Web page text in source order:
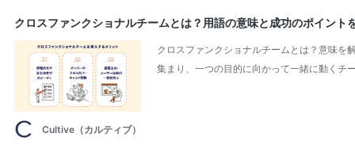
クロスファンクショナルチームとは？用語の意味と成功のポイント
クロスファンクショナルチームとは？意味を
集まり、一つの目的に向かって一緒に動く
Cultive（カルティブ）